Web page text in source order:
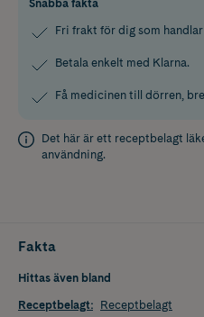
Snabba fakta
Fri frakt för dig som
Betala enkelt med Klarna.
Få medicinen till dörren,
Det här är ett receptbelagt
användning.
Fakta
Hittas även bland
Receptbelagt: Receptbelagt